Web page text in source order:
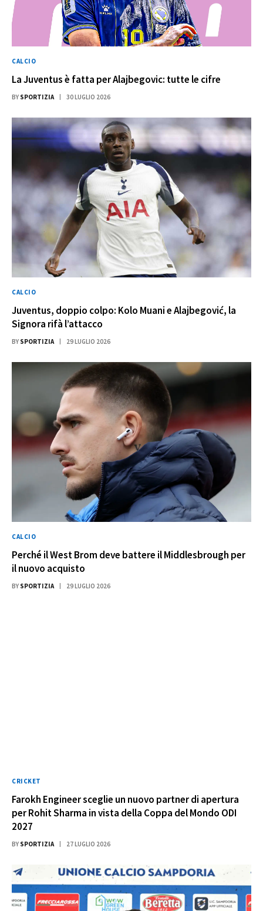
CALCIO
La Juventus è fatta per Alajbegovic: tutte le cifre
BY SPORTIZIA 30 LUGLIO 2026
CALCIO
Juventus, doppio colpo: Kolo Muani e Alajbegović, la
Signora rifà l’attacco
BY SPORTIZIA 29 LUGLIO 2026
CALCIO
Perché il West Brom deve battere il Middlesbrough per
il nuovo acquisto
BY SPORTIZIA 29 LUGLIO 2026
CRICKET
Farokh Engineer sceglie un nuovo partner di apertura
per Rohit Sharma in vista della Coppa del Mondo ODI
2027
BY SPORTIZIA 27 LUGLIO 2026